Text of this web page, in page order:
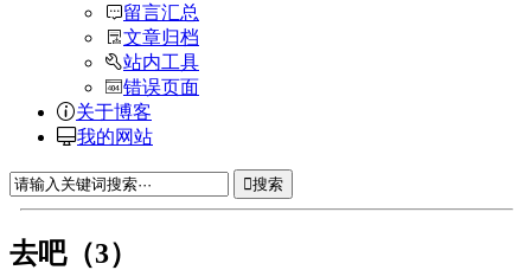
留言汇总
文章归档
站内工具
错误页面
关于博客
我的网站
搜索
去吧（3）